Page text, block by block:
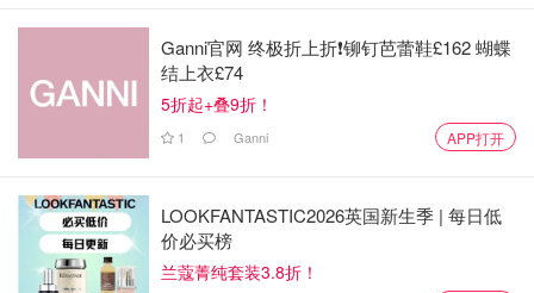
Ganni官网 终极折上折❗️铆钉芭蕾鞋£162 蝴蝶
结上衣£74
5折起+叠9折！
1 Ganni APP打开
LOOKFANTASTIC2026英国新生季 | 每日低
价必买榜
兰蔻菁纯套装3.8折！